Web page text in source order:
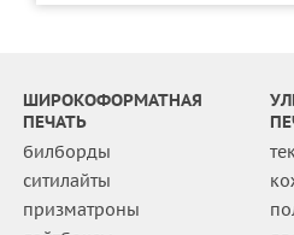
ШИРОКОФОРМАТНАЯ
ПЕЧАТЬ
билборды
ситилайты
призматроны